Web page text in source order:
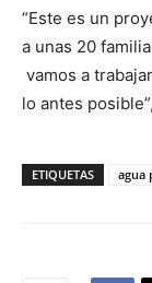
“Este es un
a unas 20
vamos a
lo antes
ETIQUETAS agua